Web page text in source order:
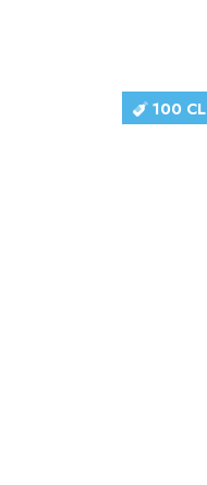
100 CL